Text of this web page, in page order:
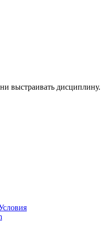
выстраивать дисциплину.